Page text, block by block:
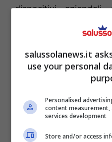
dispositivi aziendali
computer non è
dello Statuto dei
europeo sulla
previso solamente
aziendale oppureper
certo non per
salussolanews.it
use your personal
Personalised
content measurement,
services development
Store and/or access